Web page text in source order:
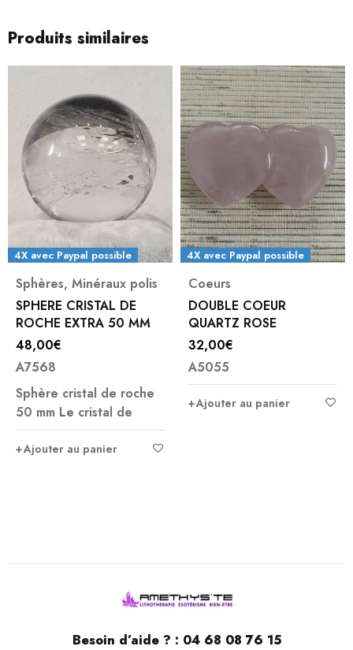
Produits similaires
4X avec Paypal possible
Sphères, Minéraux polis
SPHERE CRISTAL DE
ROCHE EXTRA 50 MM
48,00€
A7568
Sphère cristal de roche
50 mm Le cristal de
Ajouter au panier
4X avec Paypal possible
Coeurs
DOUBLE COEUR
QUARTZ ROSE
32,00€
A5055
Ajouter au panier
Besoin d’aide ? : 04 68 08 76 15